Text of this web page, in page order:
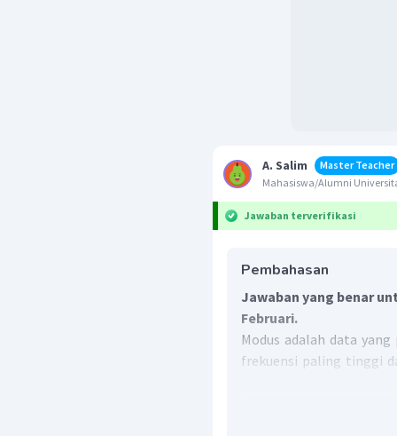
A. Salim
Master Teacher
Mahasiswa/Alumni
Jawaban terverifikasi
Pembahasan
Jawaban yang benar
Februari.
Modus adalah data
frekuensi paling tinggi
terdapat pada bulan